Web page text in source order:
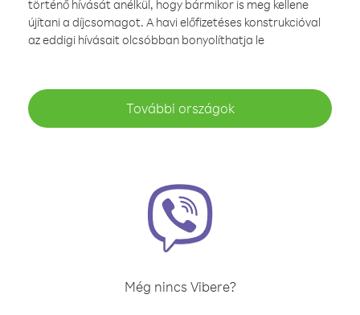
történő hívását anélkül, hogy bármikor is meg kellene
újítani a díjcsomagot. A havi előfizetéses konstrukcióval
az eddigi hívásait olcsóbban bonyolíthatja le
További országok
Még nincs Vibere?